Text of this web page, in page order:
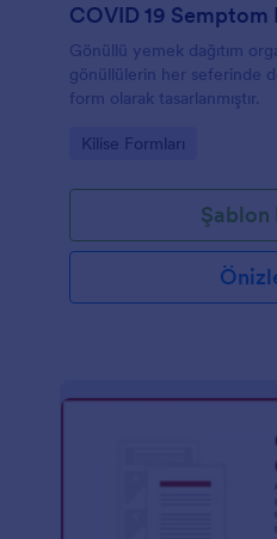
COVID 19 Semptom
Gönüllü yemek dağıtım
gönüllülerin her seferinde
form olarak tasarlanmıştır.
Go to Category:
Kilise Formları
Şablon